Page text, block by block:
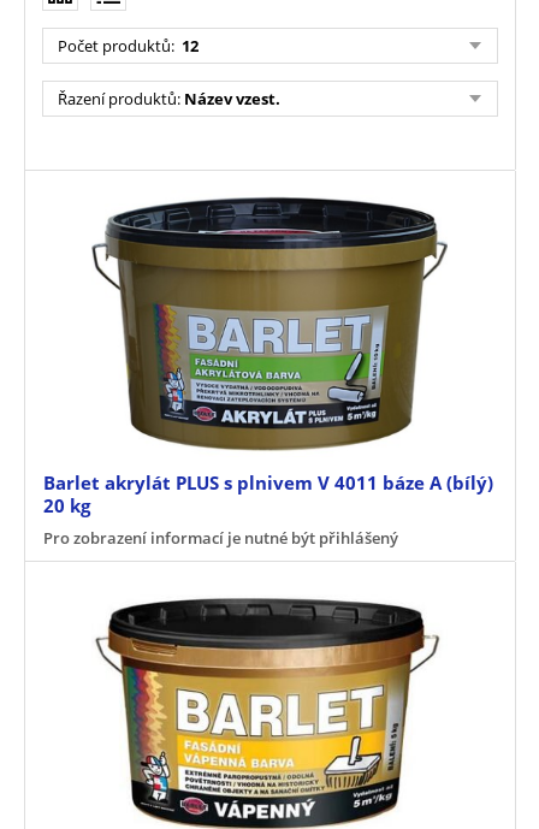
Počet produktů: 12
Řazení produktů: Název vzest.
Barlet akrylát PLUS s plnivem V 4011 báze A (bílý)
20 kg
Pro zobrazení informací je nutné být přihlášený